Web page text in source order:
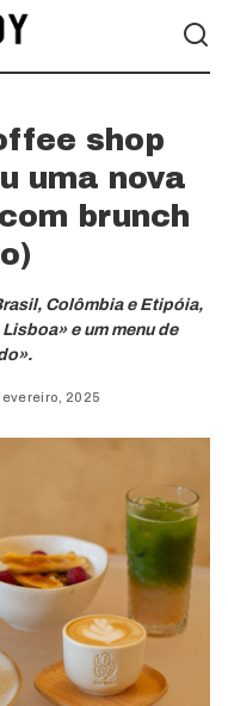
shop
uma nova
brunch
Colômbia e Etipóia,
e um menu de
2025